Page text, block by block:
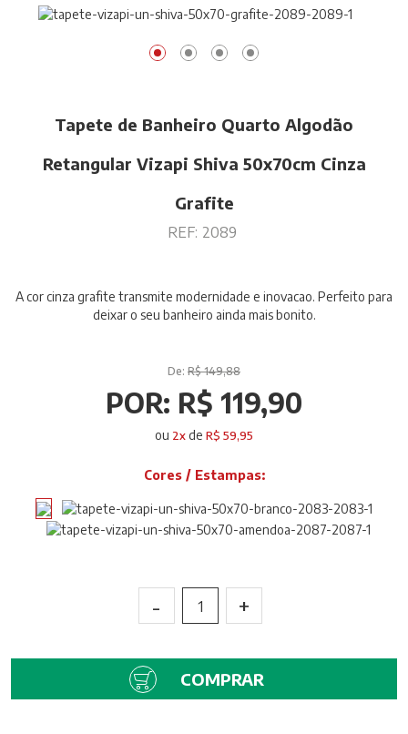
Tapete de Banheiro Quarto Algodão
Retangular Vizapi Shiva 50x70cm Cinza
Grafite
REF: 2089
A cor cinza grafite transmite modernidade e inovacao. Perfeito para
deixar o seu banheiro ainda mais bonito.
De: R$ 149,88
POR: R$ 119,90
ou 2xde R$ 59,95
Cores / Estampas:
- 1 +
COMPRAR